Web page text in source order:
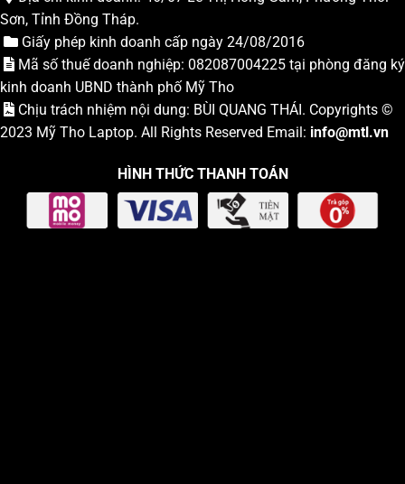
Sơn, Tỉnh Đồng Tháp.
Giấy phép kinh doanh cấp ngày 24/08/2016
Mã số thuế doanh nghiệp: 082087004225 tại phòng đăng ký
kinh doanh UBND thành phố Mỹ Tho
Chịu trách nhiệm nội dung: BÙI QUANG THÁI. Copyrights ©
2023 Mỹ Tho Laptop. All Rights Reserved Email: info@mtl.vn
HÌNH THỨC THANH TOÁN